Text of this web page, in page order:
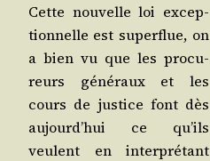
Cette nou­velle loi excep­
tion­nelle est super­flue, on
a bien vu que les pro­cu­
reurs géné­raux et les
cours de jus­tice font dès
aujourd’­hui ce qu’ils
veulent en inter­pré­tant